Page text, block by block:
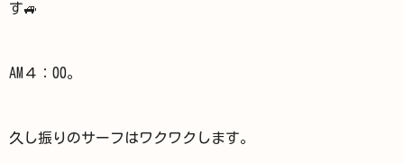
す🚙
AM４：00。
久し振りのサーフはワクワクします。